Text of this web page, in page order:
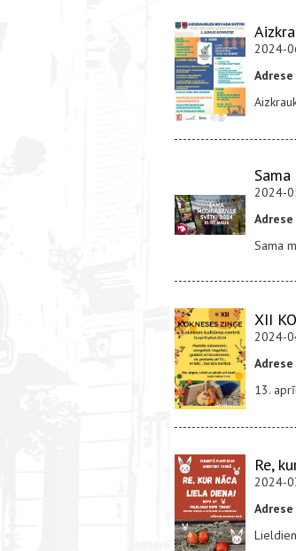
2024-
Adrese
2024-
Adrese
Sama
XII
2024-
Adrese
13.
Re,
2024-
Adrese